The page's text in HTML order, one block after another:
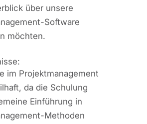
über unsere
Software
möchten.
im Projektmanagement
da die Schulung
Einführung in
Methoden